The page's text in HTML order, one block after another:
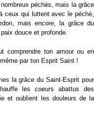
péchés, mais la grâce
ceux qui luttent avec le péché,
mais encore, la grâce du
douce et profonde.
comprendre ton amour ou en
par ton Esprit Saint !
la grâce du Saint-Esprit pour
les coeurs abattus des
et oublient les douleurs de la